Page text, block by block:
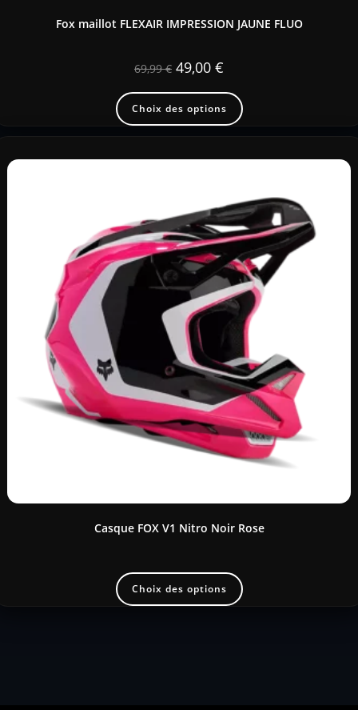
Fox maillot FLEXAIR IMPRESSION JAUNE FLUO
69,99€ 49,00 €
Choix des options
Casque FOX V1 Nitro Noir Rose
Choix des options